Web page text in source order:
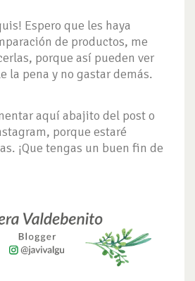
Espero que les haya
de productos, me
porque así pueden ver
la pena y no gastar demás.
aquí abajito del post o
porque estaré
¡Que tengas un buen fin de